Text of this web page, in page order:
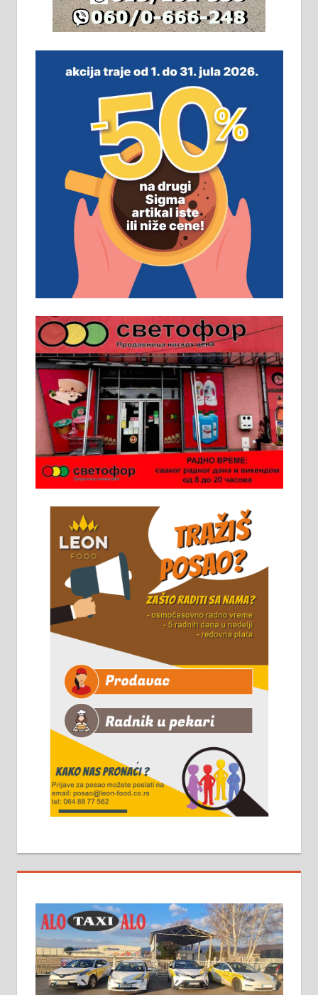
незавршена кућа површине 160
м2 са плацем од 8 ари у Зеленом
виру у Алексинцу. Могућа
замена. 064/21-63-584
ПОСЛОВНИ ОГЛАСИ
Рудник и флотација Рудник
д.о.о. Рудник запошљава 20
помоћника рудара. Услови:
Основна школа, пожељно радно
искуство на истим и сличним
пословима, али не и неопходан
услов. Обезбеђен смештај,
превоз, исхрана. 032/57-41-122 –
локал 22
Пружам услуге завршних радова
у грађевини, хидроизолације и
молерских радова. 061/25-28-058
Ало таксију потребан возач са Б
категоријом. 064/02-85-511
Потребна два радника за рад на
стоваришту „Липа промет” у
Алексинцу. За више
стовариште у улици Максима
Горког 26 сваког радног дана од
8 до 15 часова. 063/465-045
Чистим све врсте димњака.
061/32-13-445